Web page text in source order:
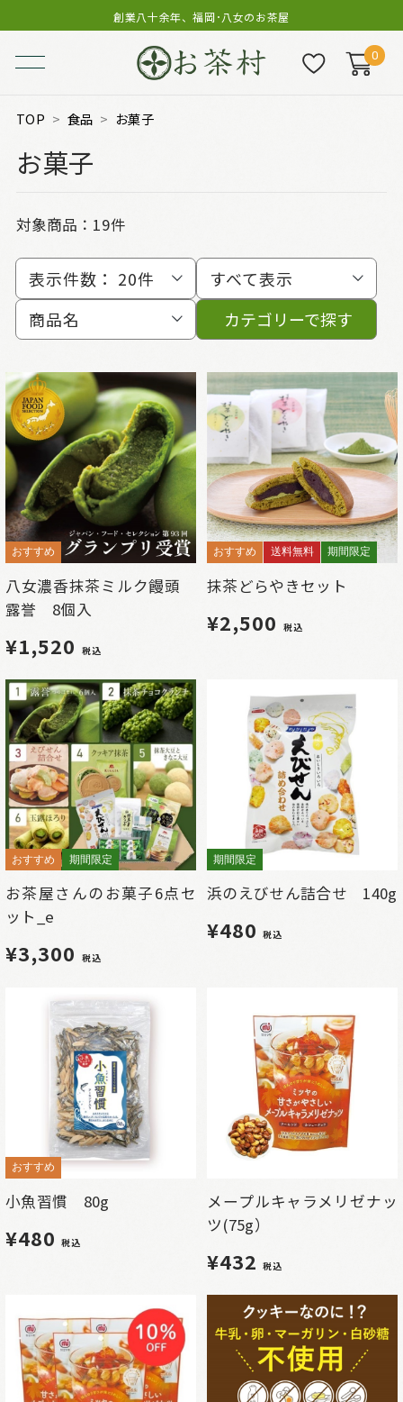
創業八十余年、福岡･八女のお茶屋
0
TOP 食品 お菓子
お菓子
対象商品： 19件
表示件数： 20件
すべて表示
商品名
カテゴリーで探す
おすすめ
八女濃香抹茶ミルク饅頭
露誉 8個入
¥1,520 税込
おすすめ 送料無料 期間限定
抹茶どらやきセット
¥2,500 税込
おすすめ 期間限定
お茶屋さんのお菓子6点セ
ット_e
¥3,300 税込
期間限定
浜のえびせん詰合せ 140g
¥480税込
おすすめ
小魚習慣 80g
¥480税込
メープルキャラメリゼナッ
ツ(75g）
¥432税込